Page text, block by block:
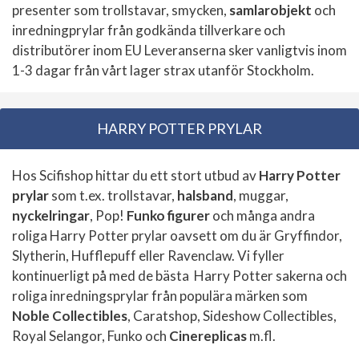
presenter som trollstavar, smycken, samlarobjekt och
inredningprylar från godkända tillverkare och
distributörer inom EU Leveranserna sker vanligtvis inom
1-3 dagar från vårt lager strax utanför Stockholm.
HARRY POTTER PRYLAR
Hos Scifishop hittar du ett stort utbud avHarry Potter
prylarsom t.ex. trollstavar, halsband, muggar,
nyckelringar, Pop! Funko figureroch många andra
roliga Harry Potter prylar oavsett om du är Gryffindor,
Slytherin, Hufflepuff eller Ravenclaw. Vi fyller
kontinuerligt på med de bästa Harry Potter sakerna och
roliga inredningsprylar från populära märken som
Noble Collectibles, Caratshop, Sideshow Collectibles,
Royal Selangor, Funko och Cinereplicasm.fl.